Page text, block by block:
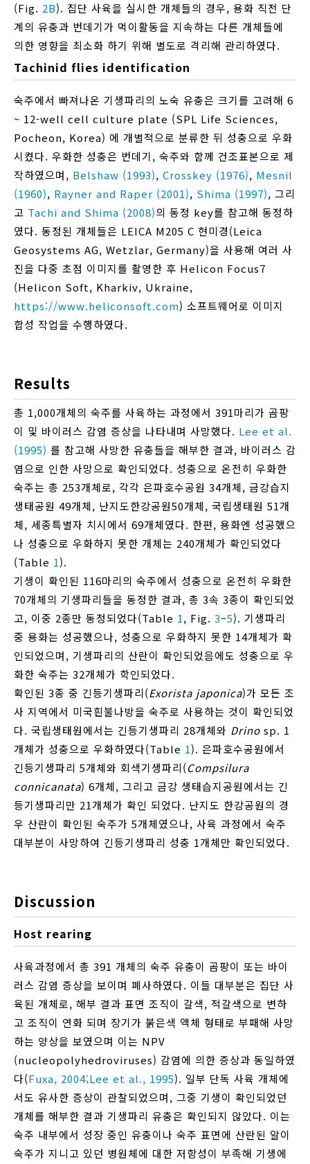
(Fig. 2B). 집단 사육을 실시한 개체들의 경우, 용화 직전 단
계의 유충과 번데기가 먹이활동을 지속하는 다른 개체들에
의한 영향을 최소화 하기 위해 별도로 격리해 관리하였다.
Tachinid flies identification
숙주에서 빠져나온 기생파리의 노숙 유충은 크기를 고려해 6
~ 12-well cell culture plate (SPL Life Sciences,
Pocheon, Korea) 에 개별적으로 분류한 뒤 성충으로 우화
시켰다. 우화한 성충은 번데기, 숙주와 함께 건조표본으로 제
작하였으며, Belshaw (1993), Crosskey (1976), Mesnil
(1960), Rayner and Raper (2001), Shima (1997), 그리
고 Tachi and Shima (2008)의 동정 key를 참고해 동정하
였다. 동정된 개체들은 LEICA M205 C 현미경(Leica
Geosystems AG, Wetzlar, Germany)을 사용해 여러 사
진을 다중 초점 이미지를 촬영한 후 Helicon Focus7
(Helicon Soft, Kharkiv, Ukraine,
https://www.heliconsoft.com) 소프트웨어로 이미지
합성 작업을 수행하였다.
Results
총 1,000개체의 숙주를 사육하는 과정에서 391마리가 곰팡
이 및 바이러스 감염 증상을 나타내며 사망했다. Lee et al.
(1995) 를 참고해 사망한 유충들을 해부한 결과, 바이러스 감
염으로 인한 사망으로 확인되었다. 성충으로 온전히 우화한
숙주는 총 253개체로, 각각 은파호수공원 34개체, 금강습지
생태공원 49개체, 난지도한강공원50개체, 국립생태원 51개
체, 세종특별자 치시에서 69개체였다. 한편, 용화엔 성공했으
나 성충으로 우화하지 못한 개체는 240개체가 확인되었다
(Table 1).
기생이 확인된 116마리의 숙주에서 성충으로 온전히 우화한
70개체의 기생파리들을 동정한 결과, 총 3속 3종이 확인되었
고, 이중 2종만 동정되었다(Table 1, Fig. 3–5). 기생파리
중 용화는 성공했으나, 성충으로 우화하지 못한 14개체가 확
인되었으며, 기생파리의 산란이 확인되었음에도 성충으로 우
화한 숙주는 32개체가 학인되었다.
확인된 3종 중 긴등기생파리(Exorista japonica)가 모든 조
사 지역에서 미국흰불나방을 숙주로 사용하는 것이 확인되었
다. 국립생태원에서는 긴등기생파리 28개체와 Drino sp. 1
개체가 성충으로 우화하였다(Table 1). 은파호수공원에서
긴등기생파리 5개체와 회색기생파리(Compsilura
connicanata) 6개체, 그리고 금강 생태습지공원에서는 긴
등기생파리만 21개체가 확인 되었다. 난지도 한강공원의 경
우 산란이 확인된 숙주가 5개체였으나, 사육 과정에서 숙주
대부분이 사망하여 긴등기생파리 성충 1개체만 확인되었다.
Discussion
Host rearing
사육과정에서 총 391 개체의 숙주 유충이 곰팡이 또는 바이
러스 감염 증상을 보이며 폐사하였다. 이들 대부분은 집단 사
육된 개체로, 해부 결과 표면 조직이 갈색, 적갈색으로 변하
고 조직이 연화 되며 장기가 붉은색 액체 형태로 부패해 사망
하는 양상을 보였으며 이는 NPV
(nucleopolyhedroviruses) 감염에 의한 증상과 동일하였
다(Fuxa, 2004;Lee et al., 1995). 일부 단독 사육 개체에
서도 유사한 증상이 관찰되었으며, 그중 기생이 확인되었던
개체를 해부한 결과 기생파리 유충은 확인되지 않았다. 이는
숙주 내부에서 성장 중인 유충이나 숙주 표면에 산란된 알이
숙주가 지니고 있던 병원체에 대한 저항성이 부족해 기생에